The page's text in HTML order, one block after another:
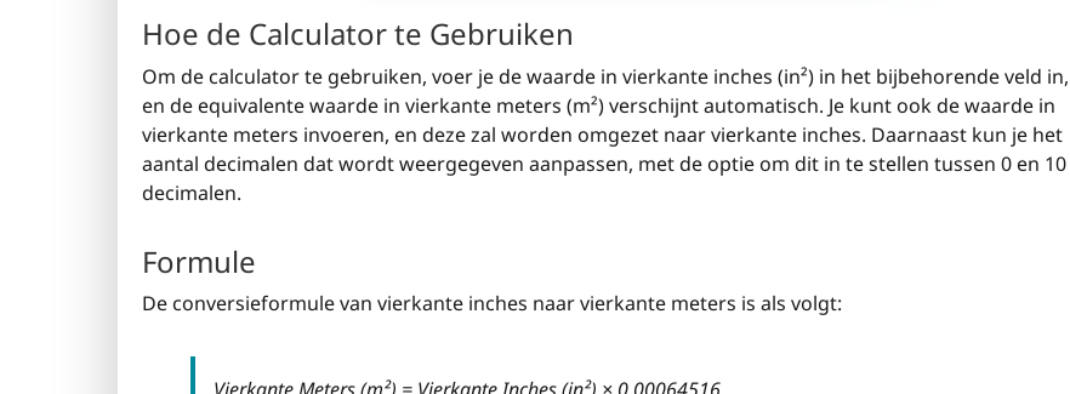
Hoe de Calculator te Gebruiken
Om de calculator te gebruiken, voer je de waarde in vierkante inches (in²) in het bijbehorende veld in,
en de equivalente waarde in vierkante meters (m²) verschijnt automatisch. Je kunt ook de waarde in
vierkante meters invoeren, en deze zal worden omgezet naar vierkante inches. Daarnaast kun je het
aantal decimalen dat wordt weergegeven aanpassen, met de optie om dit in te stellen tussen 0 en 10
decimalen.
Formule
De conversieformule van vierkante inches naar vierkante meters is als volgt: